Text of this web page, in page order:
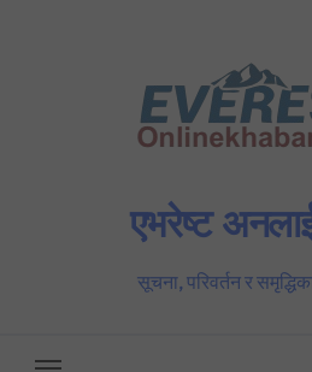
एभरेष्ट
सूचना, परिवर्तन र